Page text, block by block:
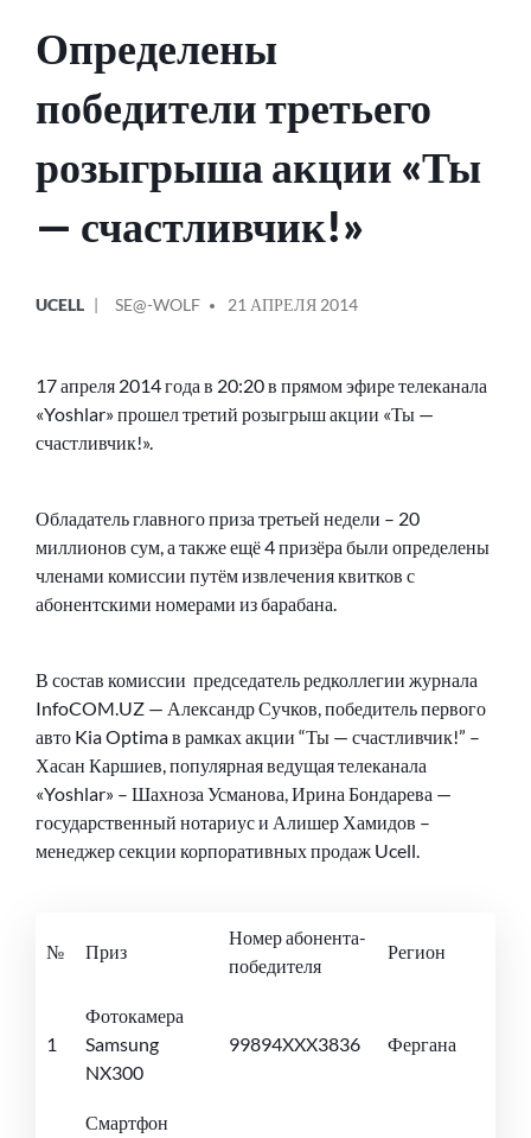
Определены
победители третьего
розыгрыша акции «Ты
— счастливчик!»
В
UCELL
ОТ
SE@-WOLF 21 АПРЕЛЯ 2014
17 апреля 2014 года в 20:20 в прямом эфире телеканала
«Yoshlar» прошел третий розыгрыш акции «Ты —
счастливчик!».
Обладатель главного приза третьей недели – 20
миллионов сум, а также ещё 4 призёра были определены
членами комиссии путём извлечения квитков с
абонентскими номерами из барабана.
В состав комиссии председатель редколлегии журнала
InfoCOM.UZ — Александр Сучков, победитель первого
авто Kia Optima в рамках акции “Ты — счастливчик!” –
Хасан Каршиев, популярная ведущая телеканала
«Yoshlar» – Шахноза Усманова, Ирина Бондарева —
государственный нотариус и Алишер Хамидов –
менеджер секции корпоративных продаж Ucell.
№ Приз
Номер абонента-
победителя
Регион
1
Фотокамера
Samsung
NX300
99894XXX3836 Фергана
Смартфон